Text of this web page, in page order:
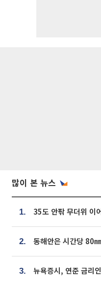
많이 본 뉴스
1.
2.
3.